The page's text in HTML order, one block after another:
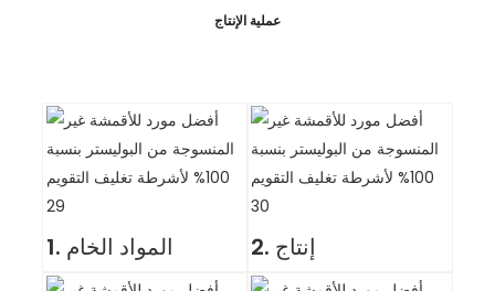
عملية الإنتاج
1. المواد الخام 2. إنتاج